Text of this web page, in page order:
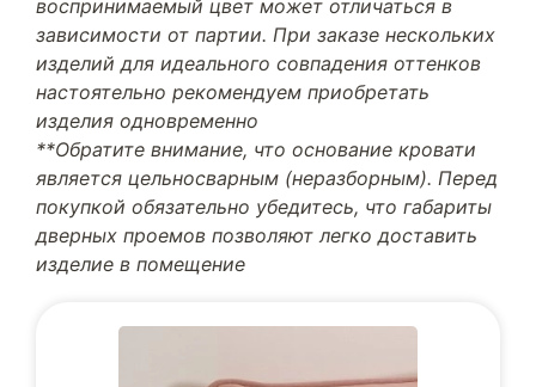
воспринимаемый цвет может отличаться в
зависимости от партии. При заказе нескольких
изделий для идеального совпадения оттенков
настоятельно рекомендуем приобретать
изделия одновременно
**Обратите внимание, что основание кровати
является цельносварным (неразборным). Перед
покупкой обязательно убедитесь, что габариты
дверных проемов позволяют легко доставить
изделие в помещение